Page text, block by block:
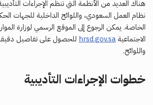
هناك العديد من الأنظمة التي تنظم الإجراءات
نظام العمل السعودي، واللوائح الداخلية للجهات
الخاصة. يمكن الرجوع إلى الموقع الرسمي لوزارة
الاجتماعية hrsd.gov.sa للحصول على تفاصيل
واللوائح.
خطوات الإجراءات التأديبية